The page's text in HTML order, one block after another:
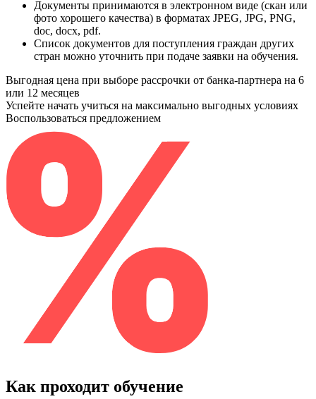
Документы принимаются в электронном виде (скан или
фото хорошего качества) в форматах JPEG, JPG, PNG,
doc, docx, pdf.
Список документов для поступления граждан других
стран можно уточнить при подаче заявки на обучения.
Выгодная цена при выборе рассрочки от банка-партнера на 6
или 12 месяцев
Успейте начать учиться на максимально выгодных условиях
Воспользоваться предложением
Как проходит обучение